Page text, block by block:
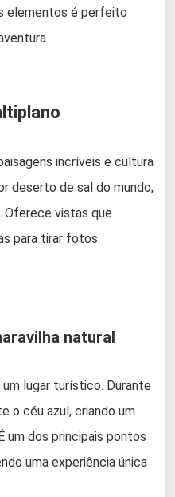
elementos é perfeito
incríveis e cultura
deserto de sal do mundo,
Oferece vistas que
para tirar fotos
natural
um lugar turístico. Durante
o céu azul, criando um
um dos principais pontos
uma experiência única